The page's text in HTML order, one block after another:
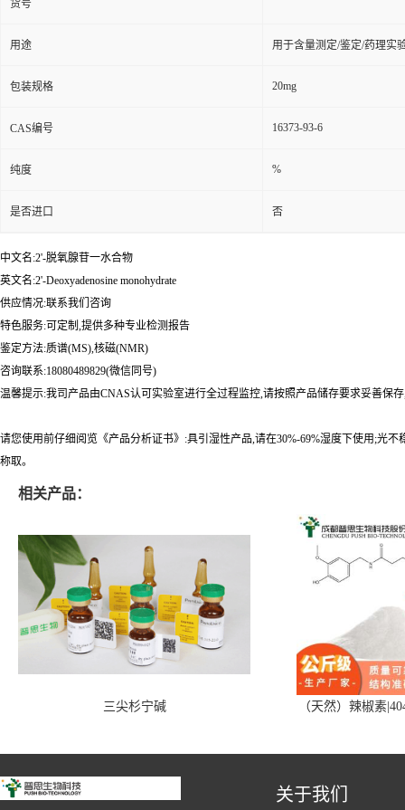
货号
用途 用于含量测定/鉴定/药理实
包装规格 20mg
CAS编号 16373-93-6
纯度 %
是否进口 否
中文名:2'-脱氧腺苷一水合物
英文名:2'-Deoxyadenosine monohydrate
供应情况:联系我们咨询
特色服务:可定制,提供多种专业检测报告
鉴定方法:质谱(MS),核磁(NMR)
咨询联系:18080489829(微信同号)
温馨提示:我司产品由CNAS认可实验室进行全过程监控,请按照产品储存要求妥善保
请您使用前仔细阅览《产品分析证书》:具引湿性产品,请在30%-69%湿度下使用;光
称取。
相关产品：
三尖杉宁碱 （天然）辣椒素
关于我们